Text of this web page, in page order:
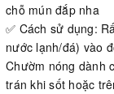
chỗ mún đắp nha
✅ Cách sử dụng:
nước lạnh/đá) vào
Chườm nóng dành
trán khi sốt hoặc